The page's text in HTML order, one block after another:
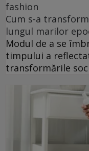
fashion
Cum s-a
lungul marilor
Modul de a se
timpului a
transformările